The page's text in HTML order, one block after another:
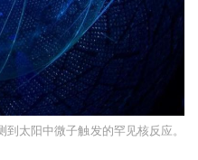
太阳中微子触发的罕见核反应。